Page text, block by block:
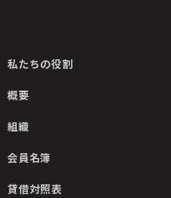
私たちの役割
概要
組織
会員名簿
貸借対照表